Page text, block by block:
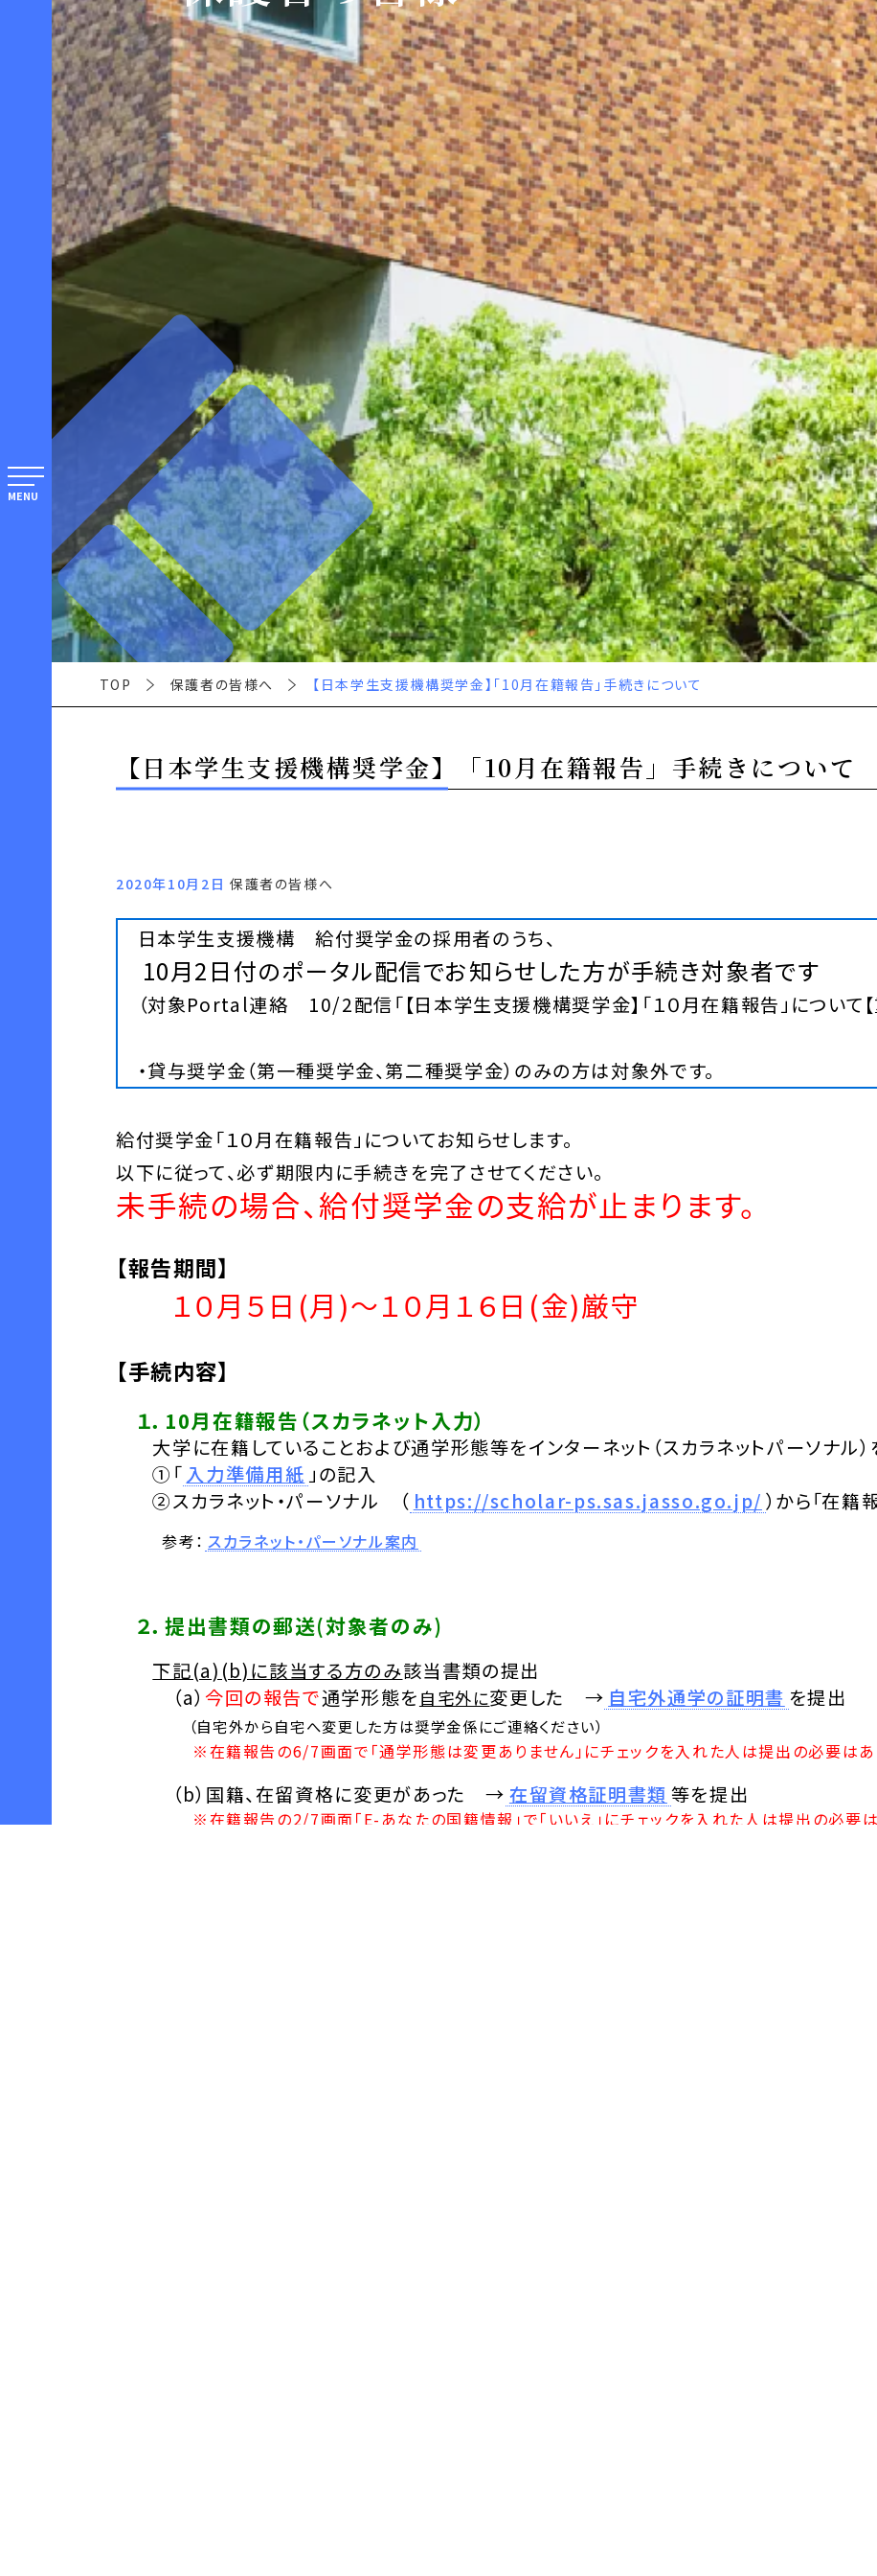
MENU
TOP 保護者の皆様へ 【日本学生支援機構奨学金】「10月在籍報告」手続きについて
【日本学生支援機構奨学金】「10月在籍報告」手続きについて
2020年10月2日 保護者の皆様へ
日本学生支援機構給付奨学金の採用者のうち、
10月2日付のポータル配信でお知らせした方が手続き対象者です
（対象Portal連絡 10/2配信「【日本学生支援機構奨学金】「１０月在籍報告」について【重
・貸与奨学金（第一種奨学金、第二種奨学金）のみの方は対象外です。
給付奨学金「１０月在籍報告」についてお知らせします。
以下に従って、必ず期限内に手続きを完了させてください。
未手続の場合、給付奨学金の支給が止まります。
【報告期間】
１０月５日(月)～１０月１６日(金)厳守
【手続内容】
１．10月在籍報告（スカラネット入力）
大学に在籍していることおよび通学形態等をインターネット（スカラネットパーソナル）
①「入力準備用紙 」の記入
②スカラネット・パーソナル （ https://scholar-ps.sas.jasso.go.jp/ ）から「在籍
参考： スカラネット・パーソナル案内
２．提出書類の郵送(対象者のみ)
下記(a)(b)に該当する方のみ該当書類の提出
（a） 今回の報告で通学形態を 自宅外に変更した → 自宅外通学の証明書 を提出
（自宅外から自宅へ変更した方は奨学金係にご連絡ください）
※在籍報告の6/7画面で「通学形態は変更ありません」にチェックを入れた人は提出の必要はあ
（b）国籍、在留資格に変更があった → 在留資格証明書類 等を提出
※在籍報告の2/7画面「E-あなたの国籍情報」で「いいえ」にチェックを入れた人は提出の必要は